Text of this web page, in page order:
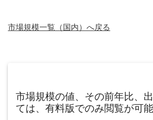
市場規模一覧（国内）へ戻る
市場規模の値、その前年比、
ては、有料版でのみ閲覧が可能